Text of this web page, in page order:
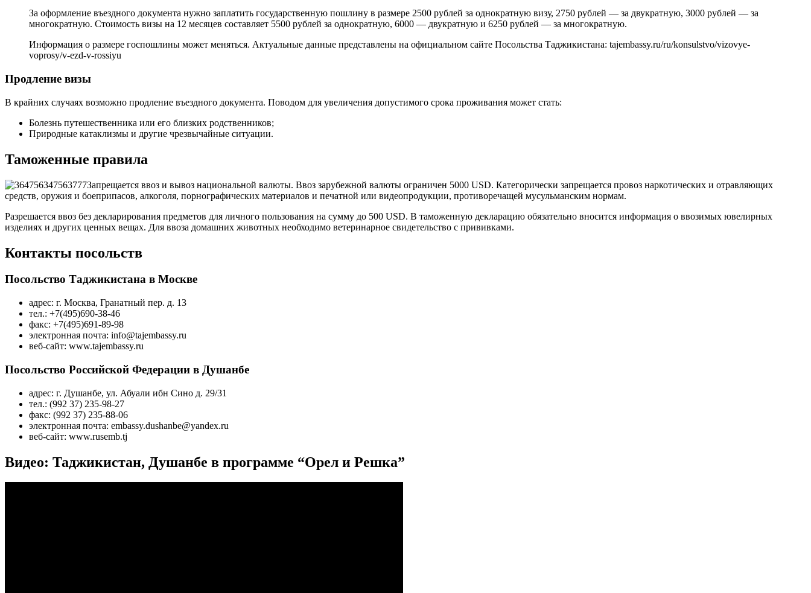
За оформление въездного документа нужно заплатить государственную пошлину в размере 2500 рублей за однократную визу, 2750 рублей — за двукратную, 3000 рублей — за
многократную. Стоимость визы на 12 месяцев составляет 5500 рублей за однократную, 6000 — двукратную и 6250 рублей — за многократную.
Информация о размере госпошлины может меняться. Актуальные данные представлены на официальном сайте Посольства Таджикистана: tajembassy.ru/ru/konsulstvo/vizovye-
voprosy/v-ezd-v-rossiyu
Продление визы
В крайних случаях возможно продление въездного документа. Поводом для увеличения допустимого срока проживания может стать:
Болезнь путешественника или его близких родственников;
Природные катаклизмы и другие чрезвычайные ситуации.
Таможенные правила
Запрещается ввоз и вывоз национальной валюты. Ввоз зарубежной валюты ограничен 5000 USD. Категорически запрещается провоз наркотических и отравляющих
средств, оружия и боеприпасов, алкоголя, порнографических материалов и печатной или видеопродукции, противоречащей мусульманским нормам.
Разрешается ввоз без декларирования предметов для личного пользования на сумму до 500 USD. В таможенную декларацию обязательно вносится информация о ввозимых ювелирных
изделиях и других ценных вещах. Для ввоза домашних животных необходимо ветеринарное свидетельство с прививками.
Контакты посольств
Посольство Таджикистана в Москве
адрес: г. Москва, Гранатный пер. д. 13
тел.: +7(495)690-38-46
факс: +7(495)691-89-98
электронная почта: info@tajembassy.ru
веб-сайт: www.tajembassy.ru
Посольство Российской Федерации в Душанбе
адрес: г. Душанбе, ул. Абуали ибн Сино д. 29/31
тел.: (992 37) 235-98-27
факс: (992 37) 235-88-06
электронная почта: embassy.dushanbe@yandex.ru
веб-сайт: www.rusemb.tj
Видео: Таджикистан, Душанбе в программе “Орел и Решка”